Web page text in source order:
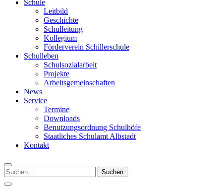
Schule
Leitbild
Geschichte
Schulleitung
Kollegium
Förderverein Schillerschule
Schulleben
Schulsozialarbeit
Projekte
Arbeitsgemeinschaften
News
Service
Termine
Downloads
Benutzungsordnung Schulhöfe
Staatliches Schulamt Albstadt
Kontakt
Suchen
nach: